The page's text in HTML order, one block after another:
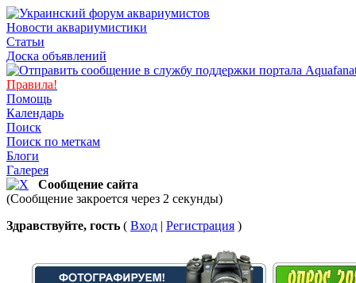
Новости аквариумистики
Статьи
Доска объявлений
Правила!
Помощь
Календарь
Поиск
Поиск по меткам
Блоги
Галерея
Сообщение сайта
(Сообщение закроется через 2 секунды)
Здравствуйте, гость ( Вход | Регистрация )